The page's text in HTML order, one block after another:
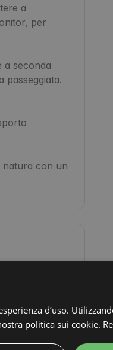
a
per
seconda
natura con un
d’uso.
politica sui cookie.